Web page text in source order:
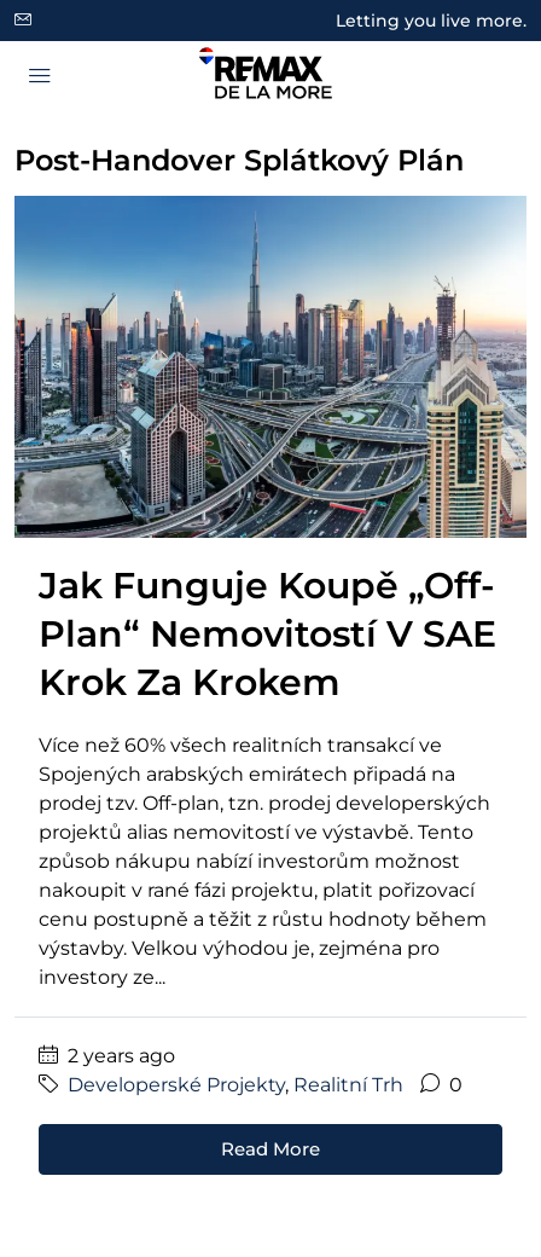
Letting you live more.
Post-Handover Splátkový Plán
Jak Funguje Koupě „Off-
Plan“ Nemovitostí V SAE
Krok Za Krokem
Více než 60% všech realitních transakcí ve
Spojených arabských emirátech připadá na
prodej tzv. Off-plan, tzn. prodej developerských
projektů alias nemovitostí ve výstavbě. Tento
způsob nákupu nabízí investorům možnost
nakoupit v rané fázi projektu, platit pořizovací
cenu postupně a těžit z růstu hodnoty během
výstavby. Velkou výhodou je, zejména pro
investory ze...
2 years ago
Developerské Projekty, Realitní Trh 0
Read More